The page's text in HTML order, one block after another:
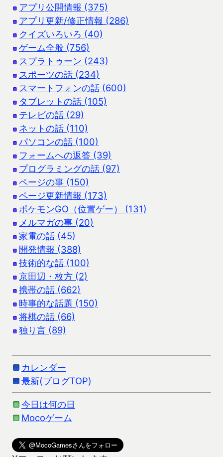
アプリ公開情報 (375)
アプリ更新/修正情報 (286)
クイズいろいろ (40)
ゲーム全般 (756)
スプラトゥーン (243)
スポーツの話 (234)
スマートフォンの話 (600)
タブレットの話 (105)
テレビの話 (29)
ネットの話 (110)
パソコンの話 (100)
フォームへの返答 (39)
プログラミングの話 (97)
ページの事 (150)
ページ更新情報 (173)
ポケモンGO（位置ゲー） (131)
メルマガの事 (20)
家電の話 (45)
開発情報 (388)
技術的な話 (100)
京田辺・枚方 (2)
携帯の話 (662)
時事的な話題 (150)
将棋の話 (66)
独り言 (89)
カレンダー
最新(ブログTOP)
今日は何の日
Mocoゲーム